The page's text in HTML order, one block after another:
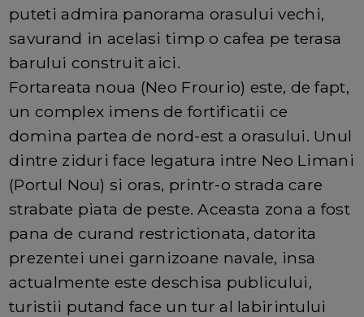
puteti admira panorama orasului vechi,
savurand in acelasi timp o cafea pe terasa
barului construit aici.
Fortareata noua (Neo Frourio) este, de fapt,
un complex imens de fortificatii ce
domina partea de nord-est a orasului. Unul
dintre ziduri face legatura intre Neo Limani
(Portul Nou) si oras, printr-o strada care
strabate piata de peste. Aceasta zona a fost
pana de curand restrictionata, datorita
prezentei unei garnizoane navale, insa
actualmente este deschisa publicului,
turistii putand face un tur al labirintului